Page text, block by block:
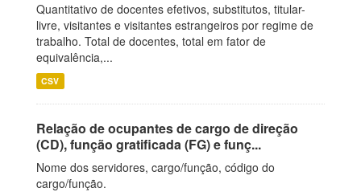
Quantitativo de docentes efetivos, substitutos, titular-
livre, visitantes e visitantes estrangeiros por regime de
trabalho. Total de docentes, total em fator de
equivalência,...
CSV
Relação de ocupantes de cargo de direção
(CD), função gratificada (FG) e funç...
Nome dos servidores, cargo/função, código do
cargo/função.